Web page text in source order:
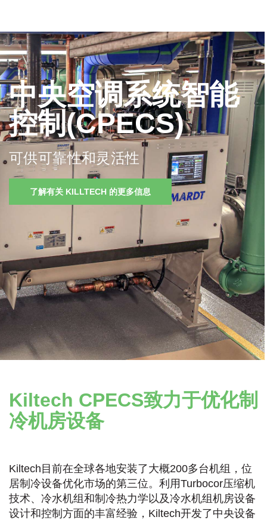
中央空调系统智能
控制(CPECS)
可供可靠性和灵活性
了解有关 KILLTECH 的更多信息
Kiltech CPECS致力于优化制
冷机房设备
Kiltech目前在全球各地安装了大概200多台机组，位
居制冷设备优化市场的第三位。利用Turbocor压缩机
技术、冷水机组和制冷热力学以及冷水机组机房设备
设计和控制方面的丰富经验，Kiltech开发了中央设备